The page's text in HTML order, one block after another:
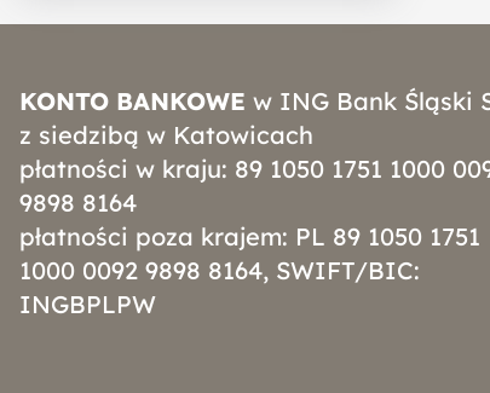
KONTO BANKOWE w ING Bank Śląski
z siedzibą w Katowicach
płatności w kraju: 89 1050 1751 1000
9898 8164
płatności poza krajem: PL 89 1050 1751
1000 0092 9898 8164, SWIFT/BIC:
INGBPLPW